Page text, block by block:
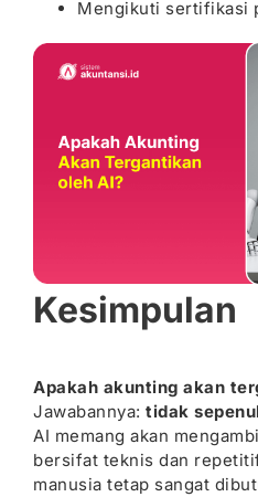
Mengikuti sertifikasi
Kesimpulan
Apakah akunting akan
Jawabannya: tidak
AI memang akan
bersifat teknis dan
manusia tetap sangat